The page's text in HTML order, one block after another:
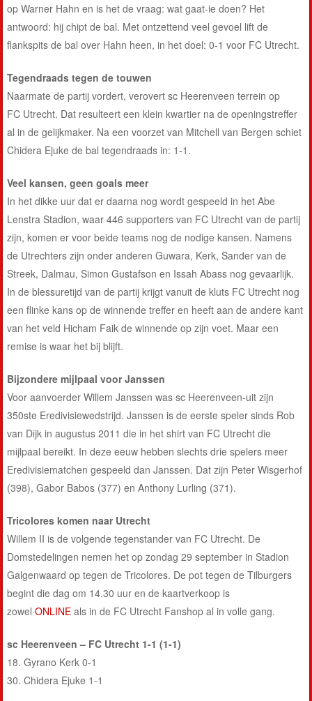
op Warner Hahn en is het de vraag: wat gaat-ie doen? Het
antwoord: hij chipt de bal. Met ontzettend veel gevoel lift de
flankspits de bal over Hahn heen, in het doel: 0-1 voor FC Utrecht.
Tegendraads tegen de touwen
Naarmate de partij vordert, verovert sc Heerenveen terrein op
FC Utrecht. Dat resulteert een klein kwartier na de openingstreffer
al in de gelijkmaker. Na een voorzet van Mitchell van Bergen schiet
Chidera Ejuke de bal tegendraads in: 1-1.
Veel kansen, geen goals meer
In het dikke uur dat er daarna nog wordt gespeeld in het Abe
Lenstra Stadion, waar 446 supporters van FC Utrecht van de partij
zijn, komen er voor beide teams nog de nodige kansen. Namens
de Utrechters zijn onder anderen Guwara, Kerk, Sander van de
Streek, Dalmau, Simon Gustafson en Issah Abass nog gevaarlijk.
In de blessuretijd van de partij krijgt vanuit de kluts FC Utrecht nog
een flinke kans op de winnende treffer en heeft aan de andere kant
van het veld Hicham Faik de winnende op zijn voet. Maar een
remise is waar het bij blijft.
Bijzondere mijlpaal voor Janssen
Voor aanvoerder Willem Janssen was sc Heerenveen-uit zijn
350ste Eredivisiewedstrijd. Janssen is de eerste speler sinds Rob
van Dijk in augustus 2011 die in het shirt van FC Utrecht die
mijlpaal bereikt. In deze eeuw hebben slechts drie spelers meer
Eredivisiematchen gespeeld dan Janssen. Dat zijn Peter Wisgerhof
(398), Gabor Babos (377) en Anthony Lurling (371).
Tricolores komen naar Utrecht
Willem II is de volgende tegenstander van FC Utrecht. De
Domstedelingen nemen het op zondag 29 september in Stadion
Galgenwaard op tegen de Tricolores. De pot tegen de Tilburgers
begint die dag om 14.30 uur en de kaartverkoop is
zowelONLINE als in de FC Utrecht Fanshop al in volle gang.
sc Heerenveen – FC Utrecht 1-1 (1-1)
18. Gyrano Kerk 0-1
30. Chidera Ejuke 1-1